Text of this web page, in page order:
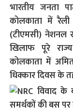
भारतीय जनता
कोलकाता में
(टीएमसी) नेशनल
खिलाफ पूरे
कोलकाता में
धिक्कार दिवस के